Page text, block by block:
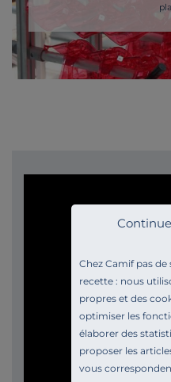
Chez Camif pas de
recette : nous
propres et des
optimiser les
élaborer des
proposer les
vous